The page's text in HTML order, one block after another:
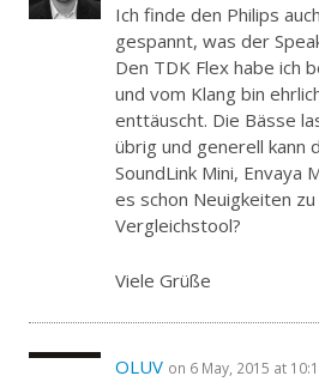
Ich finde den Philips
gespannt, was der
Den TDK Flex habe ich
und vom Klang bin
enttäuscht. Die Bässe
übrig und generell kann
SoundLink Mini, Envaya
es schon Neuigkeiten
Vergleichstool?
Viele Grüße
OLUV on 6 May, 2015 at